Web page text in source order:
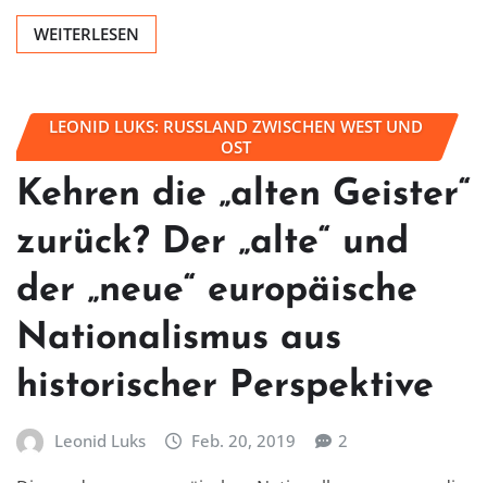
WEITERLESEN
LEONID LUKS: RUSSLAND ZWISCHEN WEST UND
OST
Kehren die „alten Geister“
zurück? Der „alte“ und
der „neue“ europäische
Nationalismus aus
historischer Perspektive
Leonid Luks Feb. 20, 2019 2